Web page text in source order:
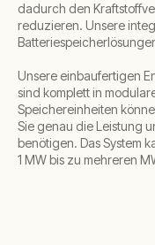
dadurch den
reduzieren. Unsere
Unsere einbaufertigen
sind komplett in
Speichereinheiten
Sie genau die Leistung
benötigen. Das System
1 MW bis zu mehreren